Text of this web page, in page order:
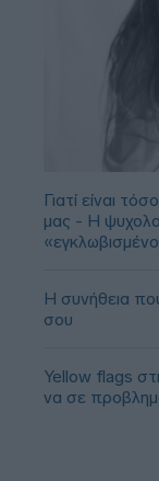
Γιατί είναι
μας - Η
Η συνήθεια
σου
Yellow flags
να σε